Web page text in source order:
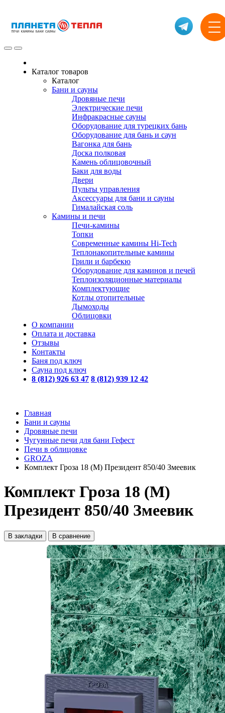
Каталог товаров
Каталог
Бани и сауны
Дровяные печи
Электрические печи
Инфракрасные сауны
Оборудование для турецких бань
Оборудование для бань и саун
Вагонка для бань
Доска полковая
Камень облицовочный
Баки для воды
Двери
Пульты управления
Аксессуары для бани и сауны
Гималайская соль
Камины и печи
Печи-камины
Топки
Современные камины Hi-Tech
Теплонакопительные камины
Грили и барбекю
Оборудование для каминов и печей
Теплоизоляционные материалы
Комплектующие
Котлы отопительные
Дымоходы
Облицовки
О компании
Оплата и доставка
Отзывы
Контакты
Баня под ключ
Сауна под ключ
8 (812) 926 63 47 8 (812) 939 12 42
Главная
Бани и сауны
Дровяные печи
Чугунные печи для бани Гефест
Печи в облицовке
GROZA
Комплект Гроза 18 (М) Президент 850/40 Змеевик
Комплект Гроза 18 (М)
Президент 850/40 Змеевик
В закладки В сравнение